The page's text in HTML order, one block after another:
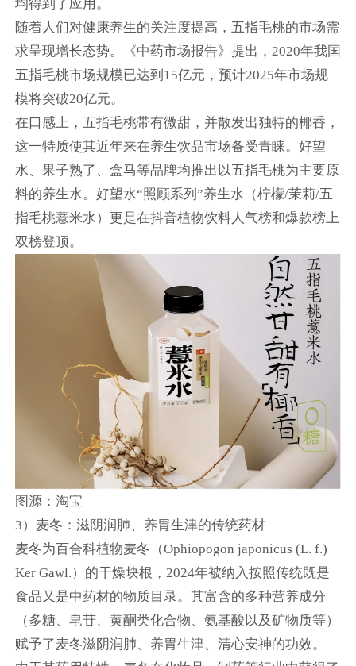
均得到了应用。
随着人们对健康养生的关注度提高，五指毛桃的市场需
求呈现增长态势。《中药市场报告》提出，2020年我国
五指毛桃市场规模已达到15亿元，预计2025年市场规
模将突破20亿元。
在口感上，五指毛桃带有微甜，并散发出独特的椰香，
这一特质使其近年来在养生饮品市场备受青睐。好望
水、果子熟了、盒马等品牌均推出以五指毛桃为主要原
料的养生水。好望水“照顾系列”养生水（柠檬/茉莉/五
指毛桃薏米水）更是在抖音植物饮料人气榜和爆款榜上
双榜登顶。
图源：淘宝
3）麦冬：滋阴润肺、养胃生津的传统药材
麦冬为百合科植物麦冬（Ophiopogon japonicus (L. f.)
Ker Gawl.）的干燥块根，2024年被纳入按照传统既是
食品又是中药材的物质目录。其富含的多种营养成分
（多糖、皂苷、黄酮类化合物、氨基酸以及矿物质等）
赋予了麦冬滋阴润肺、养胃生津、清心安神的功效。